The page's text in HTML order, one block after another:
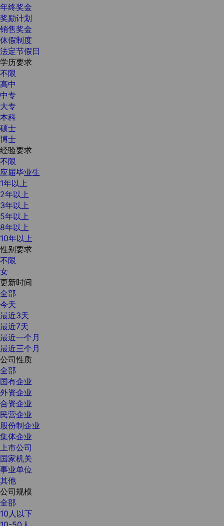
年终奖金
奖励计划
销售奖金
休假制度
法定节假日
学历要求
不限
高中
中专
大专
本科
硕士
博士
经验要求
不限
应届毕业生
1年以上
2年以上
3年以上
5年以上
8年以上
10年以上
性别要求
不限
女
更新时间
全部
今天
最近3天
最近7天
最近一个月
最近三个月
公司性质
全部
国有企业
外资企业
合资企业
民营企业
股份制企业
集体企业
上市公司
国家机关
事业单位
其他
公司规模
全部
10人以下